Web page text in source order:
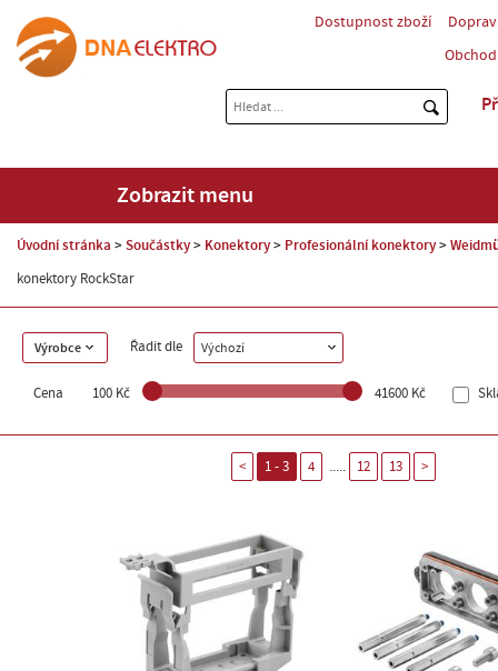
Dostupnost zboží
Zobrazit menu
Úvodní stránka Součástky Konektory Profesionální konektory
konektory RockStar
Výrobce Řadit dle Výchozí
Cena 100 Kč 41600 Kč
< 1 - 3 4 ..... 12 13 >